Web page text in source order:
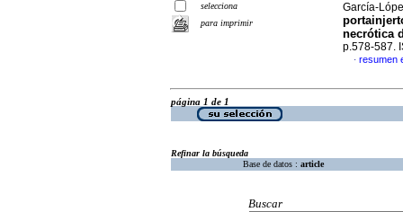
selecciona
para imprimir
García-
necrótica
p.578-587.
· resumen
página 1 de 1
Refinar la búsqueda
Base de datos : article
Buscar